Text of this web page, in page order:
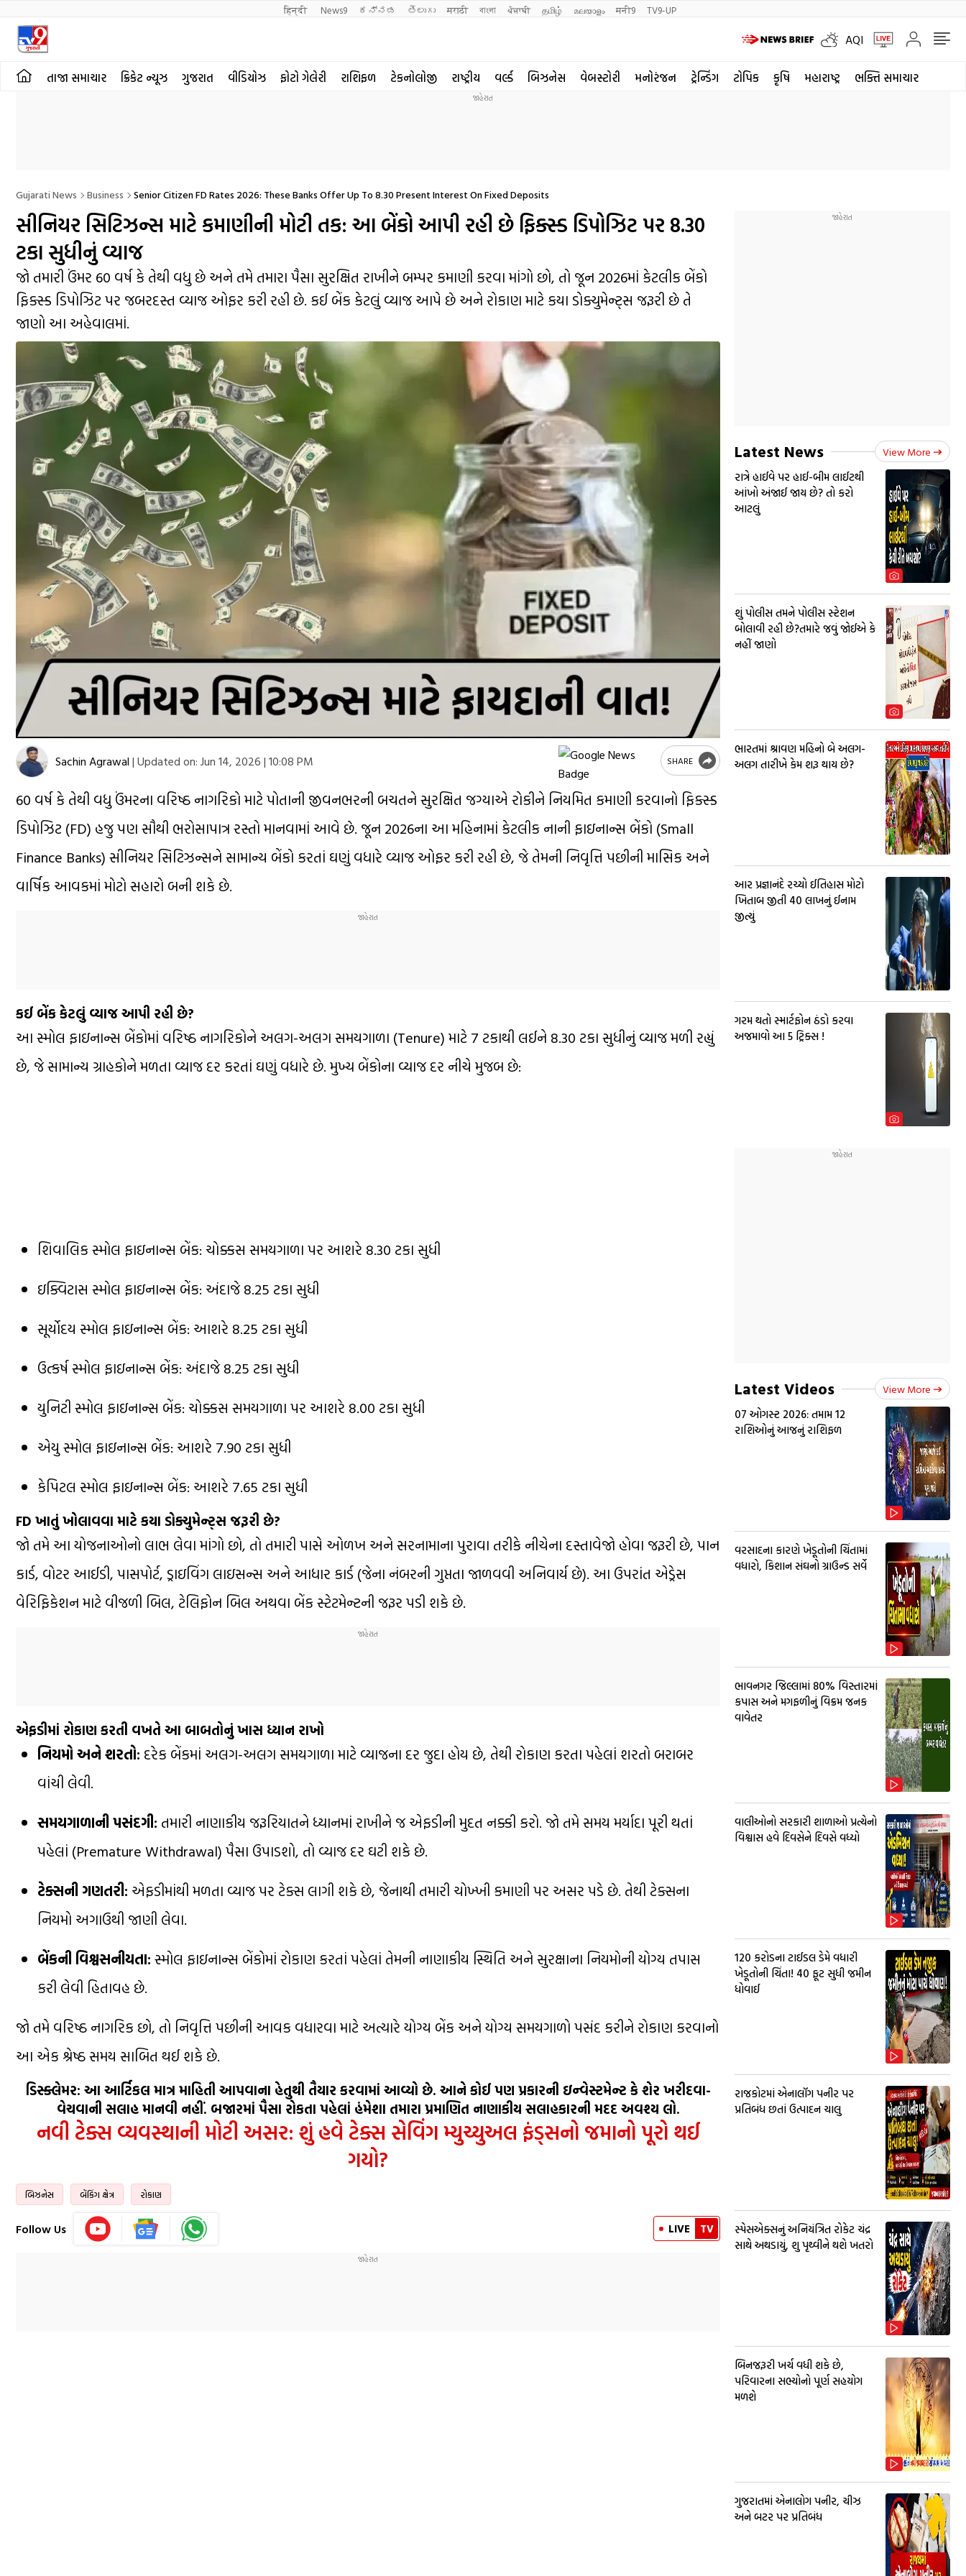
हिन्दी News9 ಕನ್ನಡ తెలుగు मराठी বাংলা ਪੰਜਾਬੀ தமிழ் മലയാളം मनी9 TV9-UP
AQI
તાજા સમાચાર ક્રિકેટ ન્યૂઝ ગુજરાત વીડિયોઝ ફોટો ગેલેરી રાશિફળ ટેકનોલોજી રાષ્ટ્રીય વર્લ્ડ બિઝનેસ વેબસ્ટોરી મનોરંજન ટ્રેન્ડિંગ ટોપિક કૃષિ મહારાષ્ટ્ર ભક્તિ સમાચાર
Gujarati News Business Senior Citizen FD Rates 2026: These Banks Offer Up To 8.30 Present Interest On Fixed Deposits
સીનિયર સિટિઝન્સ માટે કમાણીની મોટી તક: આ બેંકો આપી રહી છે ફિક્સ્ડ ડિપોઝિટ પર 8.30
ટકા સુધીનું વ્યાજ
જો તમારી ઉંમર 60 વર્ષ કે તેથી વધુ છે અને તમે તમારા પૈસા સુરક્ષિત રાખીને બમ્પર કમાણી કરવા માંગો છો, તો જૂન 2026માં કેટલીક બેંકો
ફિક્સ્ડ ડિપોઝિટ પર જબરદસ્ત વ્યાજ ઓફર કરી રહી છે. કઈ બેંક કેટલું વ્યાજ આપે છે અને રોકાણ માટે કયા ડોક્યુમેન્ટ્સ જરૂરી છે તે
જાણો આ અહેવાલમાં.
Sachin Agrawal | Updated on: Jun 14, 2026 | 10:08 PM SHARE
60 વર્ષ કે તેથી વધુ ઉંમરના વરિષ્ઠ નાગરિકો માટે પોતાની જીવનભરની બચતને સુરક્ષિત જગ્યાએ રોકીને નિયમિત કમાણી કરવાનો ફિક્સ્ડ
ડિપોઝિટ (FD) હજુ પણ સૌથી ભરોસાપાત્ર રસ્તો માનવામાં આવે છે. જૂન 2026ના આ મહિનામાં કેટલીક નાની ફાઇનાન્સ બેંકો (Small
Finance Banks) સીનિયર સિટિઝન્સને સામાન્ય બેંકો કરતાં ઘણું વધારે વ્યાજ ઓફર કરી રહી છે, જે તેમની નિવૃત્તિ પછીની માસિક અને
વાર્ષિક આવકમાં મોટો સહારો બની શકે છે.
કઈ બેંક કેટલું વ્યાજ આપી રહી છે?
આ સ્મોલ ફાઇનાન્સ બેંકોમાં વરિષ્ઠ નાગરિકોને અલગ-અલગ સમયગાળા (Tenure) માટે 7 ટકાથી લઈને 8.30 ટકા સુધીનું વ્યાજ મળી રહ્યું
છે, જે સામાન્ય ગ્રાહકોને મળતા વ્યાજ દર કરતાં ઘણું વધારે છે. મુખ્ય બેંકોના વ્યાજ દર નીચે મુજબ છે:
શિવાલિક સ્મોલ ફાઇનાન્સ બેંક: ચોક્કસ સમયગાળા પર આશરે 8.30 ટકા સુધી
ઇક્વિટાસ સ્મોલ ફાઇનાન્સ બેંક: અંદાજે 8.25 ટકા સુધી
સૂર્યોદય સ્મોલ ફાઇનાન્સ બેંક: આશરે 8.25 ટકા સુધી
ઉત્કર્ષ સ્મોલ ફાઇનાન્સ બેંક: અંદાજે 8.25 ટકા સુધી
યુનિટી સ્મોલ ફાઇનાન્સ બેંક: ચોક્કસ સમયગાળા પર આશરે 8.00 ટકા સુધી
એયુ સ્મોલ ફાઇનાન્સ બેંક: આશરે 7.90 ટકા સુધી
કેપિટલ સ્મોલ ફાઇનાન્સ બેંક: આશરે 7.65 ટકા સુધી
FD ખાતું ખોલાવવા માટે કયા ડોક્યુમેન્ટ્સ જરૂરી છે?
જો તમે આ યોજનાઓનો લાભ લેવા માંગો છો, તો તમારી પાસે ઓળખ અને સરનામાના પુરાવા તરીકે નીચેના દસ્તાવેજો હોવા જરૂરી છે, પાન
કાર્ડ, વોટર આઈડી, પાસપોર્ટ, ડ્રાઇવિંગ લાઇસન્સ અને આધાર કાર્ડ (જેના નંબરની ગુપ્તતા જાળવવી અનિવાર્ય છે). આ ઉપરાંત એડ્રેસ
વેરિફિકેશન માટે વીજળી બિલ, ટેલિફોન બિલ અથવા બેંક સ્ટેટમેન્ટની જરૂર પડી શકે છે.
એફડીમાં રોકાણ કરતી વખતે આ બાબતોનું ખાસ ધ્યાન રાખો
નિયમો અને શરતો: દરેક બેંકમાં અલગ-અલગ સમયગાળા માટે વ્યાજના દર જુદા હોય છે, તેથી રોકાણ કરતા પહેલાં શરતો બરાબર
વાંચી લેવી.
સમયગાળાની પસંદગી: તમારી નાણાકીય જરૂરિયાતને ધ્યાનમાં રાખીને જ એફડીની મુદત નક્કી કરો. જો તમે સમય મર્યાદા પૂરી થતાં
પહેલાં (Premature Withdrawal) પૈસા ઉપાડશો, તો વ્યાજ દર ઘટી શકે છે.
ટેક્સની ગણતરી: એફડીમાંથી મળતા વ્યાજ પર ટેક્સ લાગી શકે છે, જેનાથી તમારી ચોખ્ખી કમાણી પર અસર પડે છે. તેથી ટેક્સના
નિયમો અગાઉથી જાણી લેવા.
બેંકની વિશ્વસનીયતા: સ્મોલ ફાઇનાન્સ બેંકોમાં રોકાણ કરતાં પહેલાં તેમની નાણાકીય સ્થિતિ અને સુરક્ષાના નિયમોની યોગ્ય તપાસ
કરી લેવી હિતાવહ છે.
જો તમે વરિષ્ઠ નાગરિક છો, તો નિવૃત્તિ પછીની આવક વધારવા માટે અત્યારે યોગ્ય બેંક અને યોગ્ય સમયગાળો પસંદ કરીને રોકાણ કરવાનો
આ એક શ્રેષ્ઠ સમય સાબિત થઈ શકે છે.
ડિસ્ક્લેમર: આ આર્ટિકલ માત્ર માહિતી આપવાના હેતુથી તૈયાર કરવામાં આવ્યો છે. આને કોઈ પણ પ્રકારની ઇન્વેસ્ટમેન્ટ કે શેર ખરીદવા-
વેચવાની સલાહ માનવી નહીં. બજારમાં પૈસા રોકતા પહેલાં હંમેશા તમારા પ્રમાણિત નાણાકીય સલાહકારની મદદ અવશ્ય લો.
નવી ટેક્સ વ્યવસ્થાની મોટી અસર: શું હવે ટેક્સ સેવિંગ મ્યુચ્યુઅલ ફંડ્સનો જમાનો પૂરો થઈ
ગયો?
બિઝનેસ બેંકિંગ ક્ષેત્ર રોકાણ
Follow Us LIVE TV
Latest News View More
રાત્રે હાઈવે પર હાઈ-બીમ લાઈટથી
આંખો અંજાઈ જાય છે? તો કરો
આટલું
શું પોલીસ તમને પોલીસ સ્ટેશન
બોલાવી રહી છે?તમારે જવું જોઈએ કે
નહીં જાણો
ભારતમાં શ્રાવણ મહિનો બે અલગ-
અલગ તારીખે કેમ શરૂ થાય છે?
આર પ્રજ્ઞાનંદે રચ્યો ઈતિહાસ મોટો
ખિતાબ જીતી 40 લાખનું ઈનામ
જીત્યું
ગરમ થતો સ્માર્ટફોન ઠંડો કરવા
અજમાવો આ 5 ટ્રિક્સ !
Latest Videos View More
07 ઓગસ્ટ 2026: તમામ 12
રાશિઓનું આજનું રાશિફળ
વરસાદના કારણે ખેડૂતોની ચિંતામાં
વધારો, કિશાન સંઘનો ગ્રાઉન્ડ સર્વે
ભાવનગર જિલ્લામાં 80% વિસ્તારમાં
કપાસ અને મગફળીનું વિક્રમ જનક
વાવેતર
વાલીઓનો સરકારી શાળાઓ પ્રત્યેનો
વિશ્વાસ હવે દિવસેને દિવસે વધ્યો
₹120 કરોડના ટાઈડલ ડેમે વધારી
ખેડૂતોની ચિંતા! 40 ફૂટ સુધી જમીન
ધોવાઈ
રાજકોટમાં એનાલૉગ પનીર પર
પ્રતિબંધ છતાં ઉત્પાદન ચાલુ
સ્પેસએક્સનું અનિયંત્રિત રોકેટ ચંદ્ર
સાથે અથડાયું, શુ પૃથ્વીને થશે ખતરો
બિનજરૂરી ખર્ચ વધી શકે છે,
પરિવારના સભ્યોનો પૂર્ણ સહયોગ
મળશે
ગુજરાતમાં એનાલોગ પનીર, ચીઝ
અને બટર પર પ્રતિબંધ